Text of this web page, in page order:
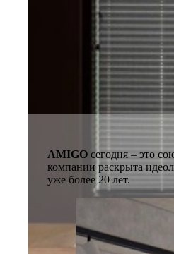
AMIGO сегодня – это
компании раскрыта
уже более 20 лет.